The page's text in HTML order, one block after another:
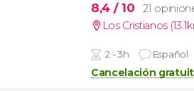
8,4 / 10
21
Los Cristianos
2 - 3h Español
Cancelación